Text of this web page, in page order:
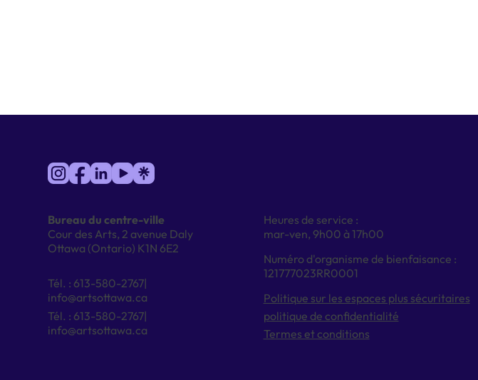
Heures de service :
mar-ven, 9h00 à 17h00
Numéro d'organisme de bienfaisance :
121777023RR0001
Politique sur les espaces plus sécuritaires
politique de confidentialité
Termes et conditions
Bureau du centre-ville
Cour des Arts, 2 avenue Daly
Ottawa (Ontario) K1N 6E2
Tél. : 613-580-2767|
info@artsottawa.ca
Tél. : 613-580-2767|
info@artsottawa.ca